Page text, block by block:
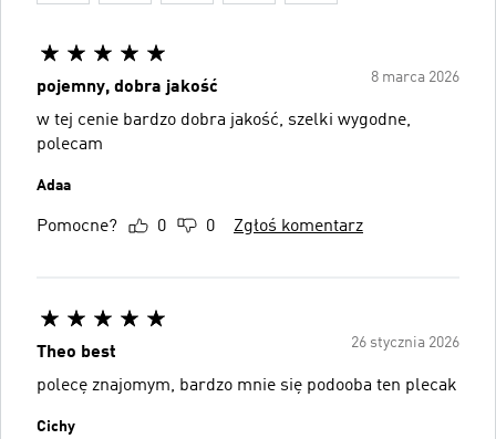
8 marca 2026
pojemny, dobra jakość
w tej cenie bardzo dobra jakość, szelki wygodne,
polecam
Adaa
Pomocne? 0 0 Zgłoś komentarz
26 stycznia 2026
Theo best
polecę znajomym, bardzo mnie się podooba ten plecak
Cichy